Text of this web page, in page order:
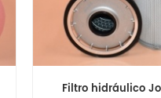
Filtro hidráulico